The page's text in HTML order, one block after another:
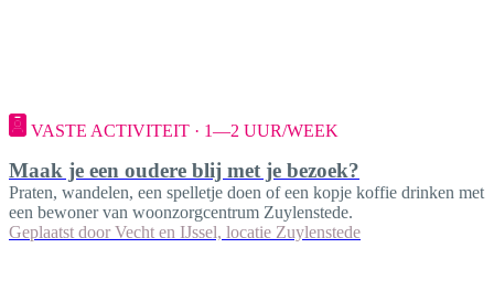
VASTE ACTIVITEIT · 1—2 UUR/WEEK
Maak je een oudere blij met je bezoek?
Praten, wandelen, een spelletje doen of een kopje koffie drinken met
een bewoner van woonzorgcentrum Zuylenstede.
Geplaatst door Vecht en IJssel, locatie Zuylenstede